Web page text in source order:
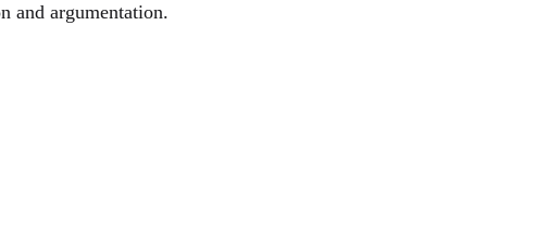
and argumentation.